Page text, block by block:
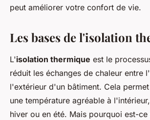
peut améliorer votre confort de vie.
Les bases de l'isolation
L'isolation thermique est le
réduit les échanges de chaleur entre
l'extérieur d'un bâtiment. Cela
une température agréable à
hiver ou en été. Mais pourquoi est-